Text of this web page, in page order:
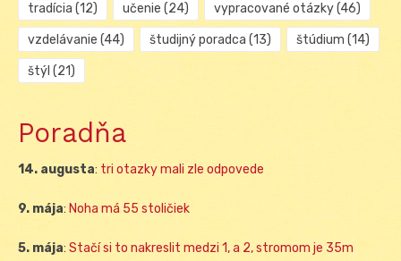
tradícia (12) učenie (24) vypracované otázky(46)
vzdelávanie (44) študijný poradca (13) štúdium (14)
štýl (21)
Poradňa
14. augusta: tri otazky mali zle odpovede
9. mája: Noha má 55 stoličiek
5. mája: Stačí si to nakreslit medzi 1, a 2, stromom je 35m